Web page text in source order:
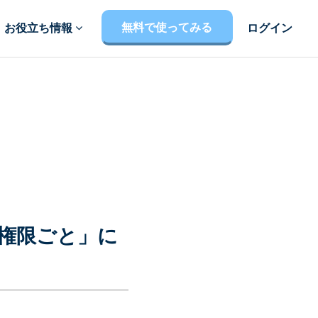
お役立ち情報 無料で使ってみる ログイン
限ごと」に